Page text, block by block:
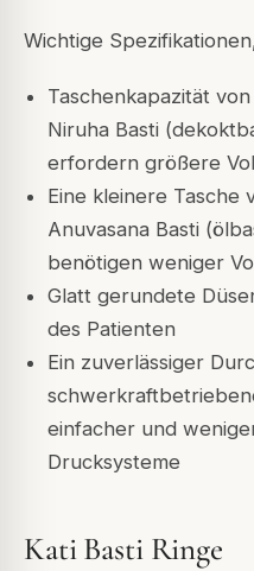
Wichtige
Taschenkapazität
Niruha Basti
erfordern größere
Eine kleinere Tasche
Anuvasana Basti
benötigen weniger
Glatt gerundete
des Patienten
Ein zuverlässiger
einfacher und
Drucksysteme
Kati Basti Ringe